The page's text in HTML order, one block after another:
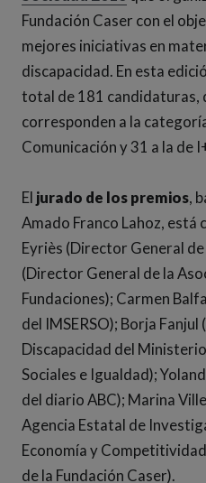
Fundación Caser con el
mejores iniciativas en
discapacidad. En esta
total de 181 candidaturas,
corresponden a la
Comunicación y 31 a la de
El jurado de los premios,
Amado Franco Lahoz, está
Eyriès (Director General de
(Director General de la
Fundaciones); Carmen
del IMSERSO); Borja
Discapacidad del
Sociales e Igualdad);
del diario ABC); Marina
Agencia Estatal de
Economía y
de la Fundación Caser).